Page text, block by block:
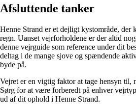
Afsluttende tanker
Henne Strand er et dejligt kystområde, der
regn. Uanset vejrforholdene er der altid
denne vejrguide som reference under dit
deltag i de mange sjove og spændende
byde på.
Vejret er en vigtig faktor at tage hensyn til,
Sørg for at være forberedt på enhver
ud af dit ophold i Henne Strand.